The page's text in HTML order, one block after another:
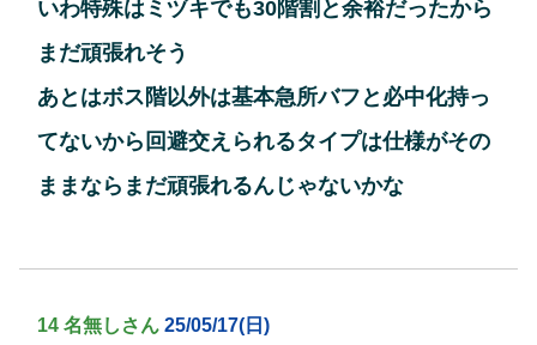
いわ特殊はミヅキでも30階割と余裕だったから
まだ頑張れそう
あとはボス階以外は基本急所バフと必中化持っ
てないから回避交えられるタイプは仕様がその
ままならまだ頑張れるんじゃないかな
14 名無しさん 25/05/17(日)